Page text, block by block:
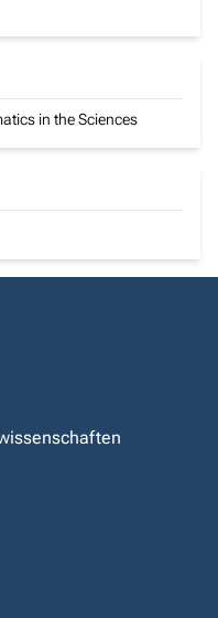
in the Sciences